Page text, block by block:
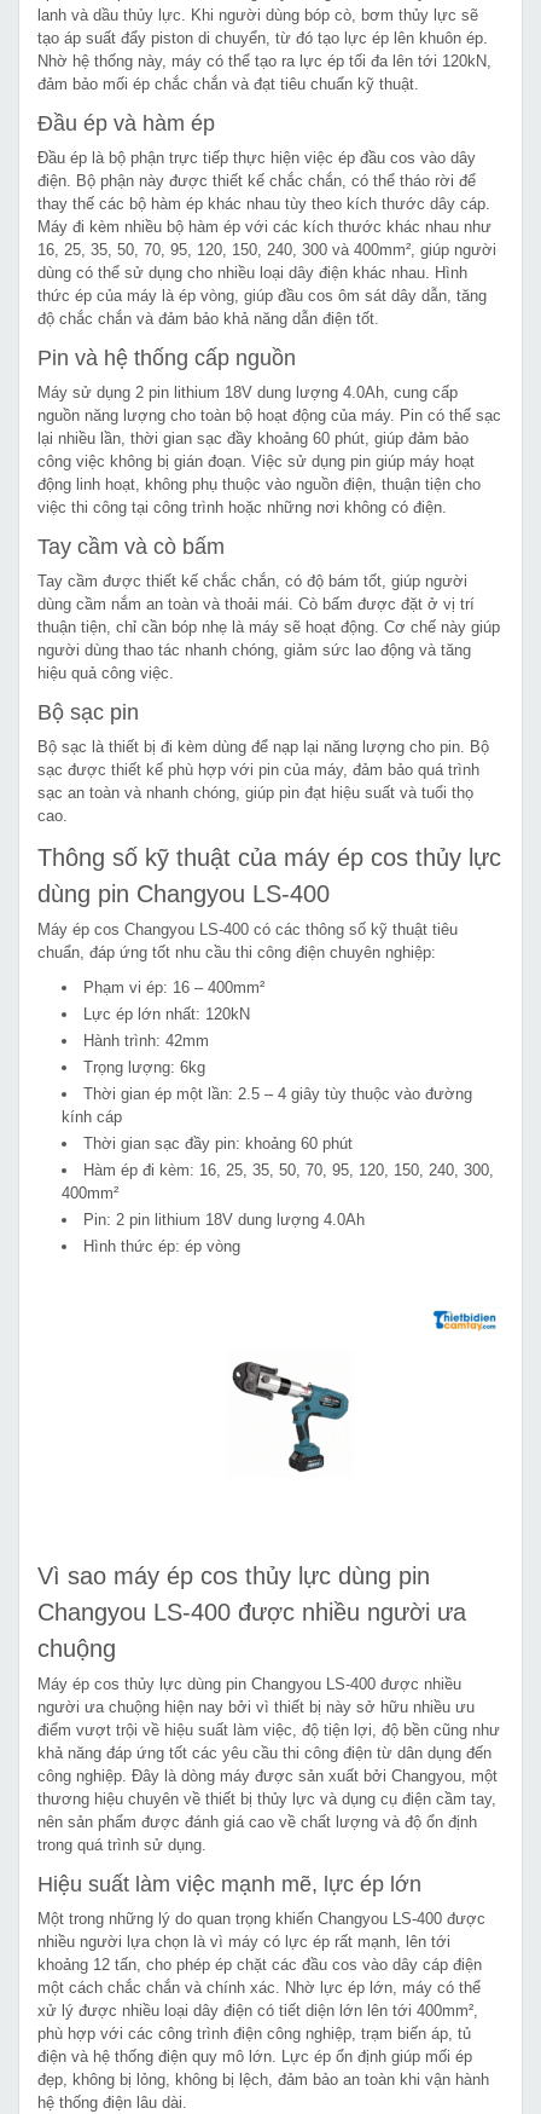
lanh và dầu thủy lực. Khi người dùng bóp cò, bơm thủy lực sẽ
tạo áp suất đẩy piston di chuyển, từ đó tạo lực ép lên khuôn ép.
Nhờ hệ thống này, máy có thể tạo ra lực ép tối đa lên tới 120kN,
đảm bảo mối ép chắc chắn và đạt tiêu chuẩn kỹ thuật.
Đầu ép và hàm ép
Đầu ép là bộ phận trực tiếp thực hiện việc ép đầu cos vào dây
điện. Bộ phận này được thiết kế chắc chắn, có thể tháo rời để
thay thế các bộ hàm ép khác nhau tùy theo kích thước dây cáp.
Máy đi kèm nhiều bộ hàm ép với các kích thước khác nhau như
16, 25, 35, 50, 70, 95, 120, 150, 240, 300 và 400mm², giúp người
dùng có thể sử dụng cho nhiều loại dây điện khác nhau. Hình
thức ép của máy là ép vòng, giúp đầu cos ôm sát dây dẫn, tăng
độ chắc chắn và đảm bảo khả năng dẫn điện tốt.
Pin và hệ thống cấp nguồn
Máy sử dụng 2 pin lithium 18V dung lượng 4.0Ah, cung cấp
nguồn năng lượng cho toàn bộ hoạt động của máy. Pin có thể sạc
lại nhiều lần, thời gian sạc đầy khoảng 60 phút, giúp đảm bảo
công việc không bị gián đoạn. Việc sử dụng pin giúp máy hoạt
động linh hoạt, không phụ thuộc vào nguồn điện, thuận tiện cho
việc thi công tại công trình hoặc những nơi không có điện.
Tay cầm và cò bấm
Tay cầm được thiết kế chắc chắn, có độ bám tốt, giúp người
dùng cầm nắm an toàn và thoải mái. Cò bấm được đặt ở vị trí
thuận tiện, chỉ cần bóp nhẹ là máy sẽ hoạt động. Cơ chế này giúp
người dùng thao tác nhanh chóng, giảm sức lao động và tăng
hiệu quả công việc.
Bộ sạc pin
Bộ sạc là thiết bị đi kèm dùng để nạp lại năng lượng cho pin. Bộ
sạc được thiết kế phù hợp với pin của máy, đảm bảo quá trình
sạc an toàn và nhanh chóng, giúp pin đạt hiệu suất và tuổi thọ
cao.
Thông số kỹ thuật của máy ép cos thủy lực
dùng pin Changyou LS-400
Máy ép cos Changyou LS-400 có các thông số kỹ thuật tiêu
chuẩn, đáp ứng tốt nhu cầu thi công điện chuyên nghiệp:
Phạm vi ép: 16 – 400mm²
Lực ép lớn nhất: 120kN
Hành trình: 42mm
Trọng lượng: 6kg
Thời gian ép một lần: 2.5 – 4 giây tùy thuộc vào đường
kính cáp
Thời gian sạc đầy pin: khoảng 60 phút
Hàm ép đi kèm: 16, 25, 35, 50, 70, 95, 120, 150, 240, 300,
400mm²
Pin: 2 pin lithium 18V dung lượng 4.0Ah
Hình thức ép: ép vòng
Vì sao máy ép cos thủy lực dùng pin
Changyou LS-400 được nhiều người ưa
chuộng
Máy ép cos thủy lực dùng pin Changyou LS-400 được nhiều
người ưa chuộng hiện nay bởi vì thiết bị này sở hữu nhiều ưu
điểm vượt trội về hiệu suất làm việc, độ tiện lợi, độ bền cũng như
khả năng đáp ứng tốt các yêu cầu thi công điện từ dân dụng đến
công nghiệp. Đây là dòng máy được sản xuất bởi Changyou, một
thương hiệu chuyên về thiết bị thủy lực và dụng cụ điện cầm tay,
nên sản phẩm được đánh giá cao về chất lượng và độ ổn định
trong quá trình sử dụng.
Hiệu suất làm việc mạnh mẽ, lực ép lớn
Một trong những lý do quan trọng khiến Changyou LS-400 được
nhiều người lựa chọn là vì máy có lực ép rất mạnh, lên tới
khoảng 12 tấn, cho phép ép chặt các đầu cos vào dây cáp điện
một cách chắc chắn và chính xác. Nhờ lực ép lớn, máy có thể
xử lý được nhiều loại dây điện có tiết diện lớn lên tới 400mm²,
phù hợp với các công trình điện công nghiệp, trạm biến áp, tủ
điện và hệ thống điện quy mô lớn. Lực ép ổn định giúp mối ép
đẹp, không bị lỏng, không bị lệch, đảm bảo an toàn khi vận hành
hệ thống điện lâu dài.